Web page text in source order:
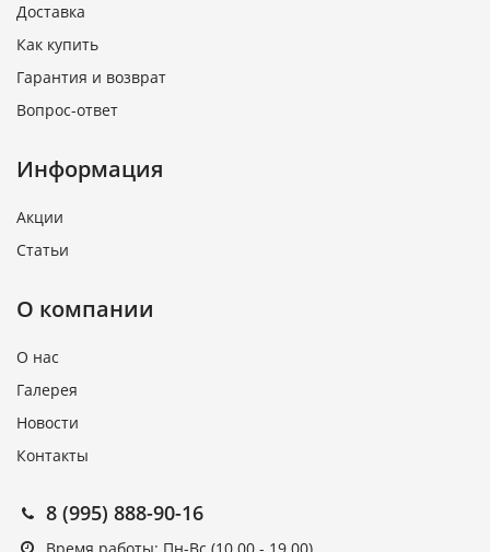
Доставка
Как купить
Гарантия и возврат
Вопрос-ответ
Информация
Акции
Статьи
О компании
О нас
Галерея
Новости
Контакты
8 (995) 888-90-16